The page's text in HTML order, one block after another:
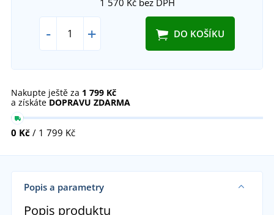
- + DO KOŠÍKU
Nakupte ještě za 1 799 Kč
a získáte DOPRAVU ZDARMA
0 Kč / 1 799 Kč
Popis a parametry
Popis produktu